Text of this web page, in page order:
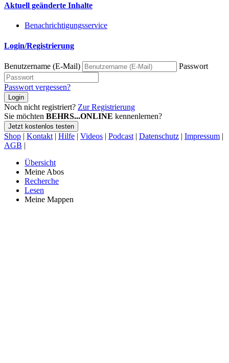
Aktuell geänderte Inhalte
Benachrichtigungsservice
Login/Registrierung
Benutzername (E-Mail) Passwort
Passwort vergessen?
Login
Noch nicht registriert? Zur Registrierung
Sie möchten BEHRS...ONLINE kennenlernen?
Jetzt kostenlos testen
Shop | Kontakt | Hilfe | Videos | Podcast | Datenschutz | Impressum |
AGB |
Übersicht
Meine Abos
Recherche
Lesen
Meine Mappen